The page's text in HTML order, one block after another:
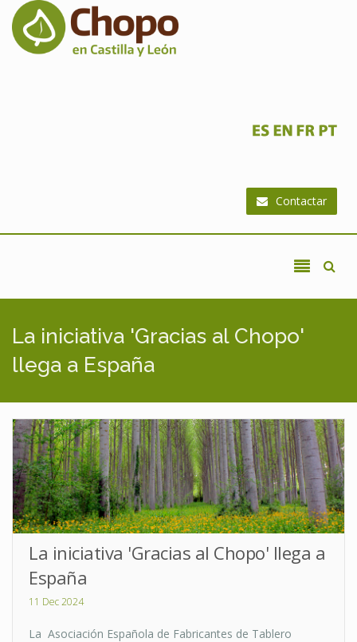
Ir al contenido principal
Contactar
La iniciativa 'Gracias al Chopo'
llega a España
La iniciativa 'Gracias al Chopo' llega a
España
11 Dec 2024
La Asociación Española de Fabricantes de Tablero